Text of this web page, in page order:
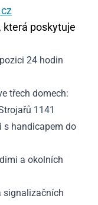
která poskytuje
24 hodin
třech domech:
1141
s handicapem do
a okolních
signalizačních